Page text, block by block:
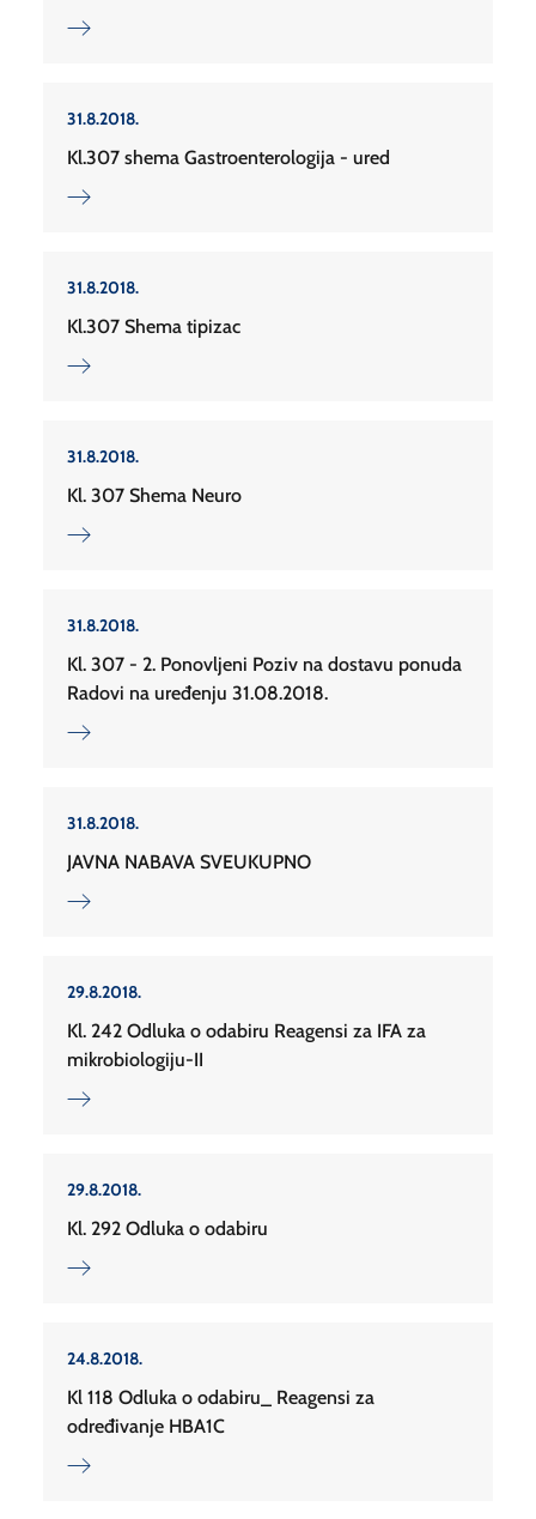
31.8.2018.
Kl.307 shema Gastroenterologija - ured
31.8.2018.
Kl.307 Shema tipizac
31.8.2018.
Kl. 307 Shema Neuro
31.8.2018.
Kl. 307 - 2. Ponovljeni Poziv na dostavu ponuda
Radovi na uređenju 31.08.2018.
31.8.2018.
JAVNA NABAVA SVEUKUPNO
29.8.2018.
Kl. 242 Odluka o odabiru Reagensi za IFA za
mikrobiologiju-II
29.8.2018.
Kl. 292 Odluka o odabiru
24.8.2018.
Kl 118 Odluka o odabiru_ Reagensi za
određivanje HBA1C